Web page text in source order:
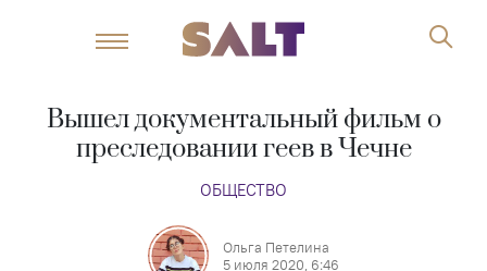
Вышел документальный фильм о
преследовании геев в Чечне
ОБЩЕСТВО
Ольга Петелина
5 июля 2020, 6:46